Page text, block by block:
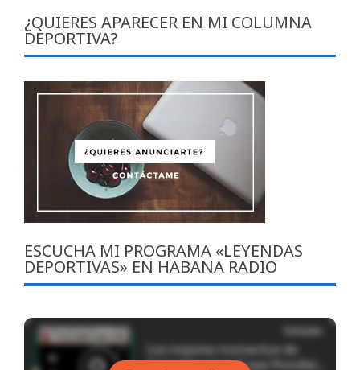
¿QUIERES APARECER EN MI COLUMNA
DEPORTIVA?
ESCUCHA MI PROGRAMA «LEYENDAS
DEPORTIVAS» EN HABANA RADIO